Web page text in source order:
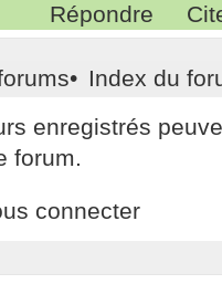
Répondre
• Index du
enregistrés
forum.
connecter